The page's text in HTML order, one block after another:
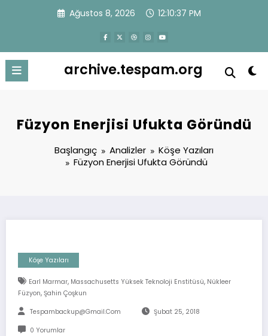
Ağustos 8, 2026 12:10:37 PM
archive.tespam.org
Füzyon Enerjisi Ufukta Göründü
Başlangıç Analizler
Köşe Yazıları
Füzyon Enerjisi Ufukta Göründü
Köşe Yazıları
Earl Marmar, Massachusetts Yüksek Teknoloji Enstitüsü, Nükleer
Füzyon, Şahin Çoşkun
Tespambackup@gmail.com Şubat 25, 2018
0 Yorumlar